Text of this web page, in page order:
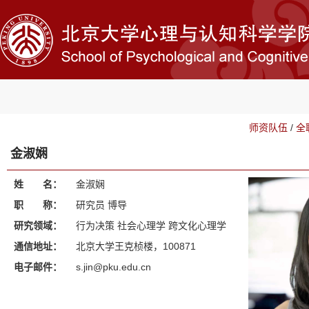
师资队伍 / 全
金淑娴
姓 名：
金淑娴
职 称：
研究员 博导
研究领域：
行为决策 社会心理学 跨文化心理学
通信地址：
北京大学王克桢楼，100871
电子邮件：
s.jin@pku.edu.cn